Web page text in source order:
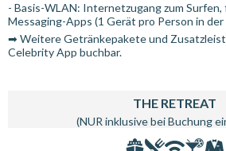
- Basis-WLAN: Internetzugang zum Surfen,
Messaging-Apps (1 Gerät pro Person in der
➡ Weitere Getränkepakete und
Celebrity App buchbar.
THE RETREAT
(NUR inklusive bei Buchung